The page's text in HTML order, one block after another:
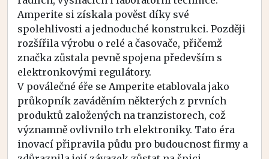
Amperite si získala pověst díky své
spolehlivosti a jednoduché konstrukci. Později
rozšířila výrobu o relé a časovače, přičemž
značka zůstala pevně spojena především s
elektronkovými regulátory.
V poválečné éře se Amperite etablovala jako
průkopník zaváděním některých z prvních
produktů založených na tranzistorech, což
významně ovlivnilo trh elektroniky. Tato éra
inovací připravila půdu pro budoucnost firmy a